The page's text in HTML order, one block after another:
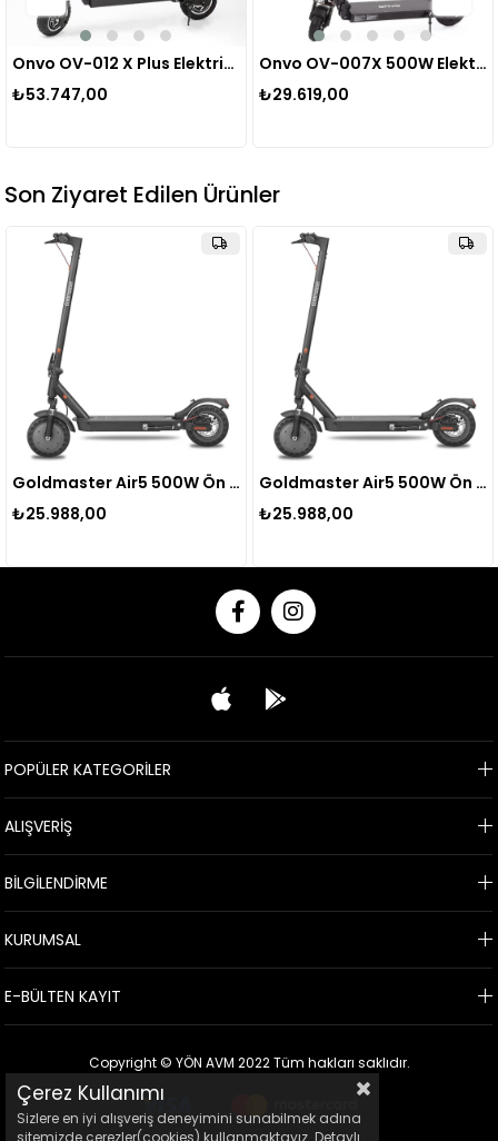
Onvo OV-012 X Plus Elektrikli Scooter 1600W
₺53.747,00
Onvo OV-007X 500W Elektrikli Scooter
₺29.619,00
Son Ziyaret Edilen Ürünler
Goldmaster Air5 500W Ön Ve Arka Çift Süspansiyonlu Elektrikli Scooter
₺25.988,00
Goldmaster Air5 500W Ön Ve Arka Çift Süspansiyonlu Elektrikli Scooter
₺25.988,00
POPÜLER KATEGORİLER
ALIŞVERİŞ
BİLGİLENDİRME
KURUMSAL
E-BÜLTEN KAYIT
Copyright © YÖN AVM 2022 Tüm hakları saklıdır.
Çerez Kullanımı
Sizlere en iyi alışveriş deneyimini sunabilmek adına
sitemizde çerezler(cookies) kullanmaktayız. Detaylı